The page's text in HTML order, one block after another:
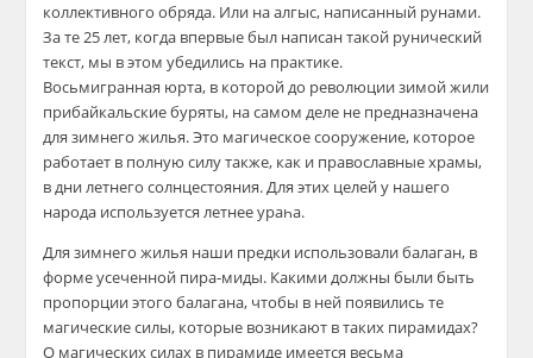
коллективного обряда. Или на алгыс, написанный рунами.
За те 25 лет, когда впервые был написан такой рунический
текст, мы в этом убедились на практике.
Восьмигранная юрта, в которой до революции зимой жили
прибайкальские буряты, на самом деле не предназначена
для зимнего жилья. Это магическое сооружение, которое
работает в полную силу также, как и православные храмы,
в дни летнего солнцестояния. Для этих целей у нашего
народа используется летнее ураһа.
Для зимнего жилья наши предки использовали балаган, в
форме усеченной пира-миды. Какими должны были быть
пропорции этого балагана, чтобы в ней появились те
магические силы, которые возникают в таких пирамидах?
О магических силах в пирамиде имеется весьма